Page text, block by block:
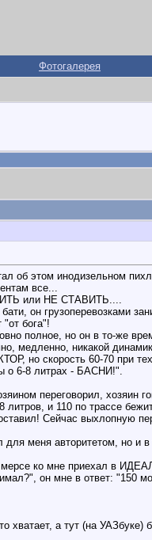
Фотогалерея
об этом инодизельном
все...
или НЕ СТАВИТЬ....
он грузоперевозками
"от бога"!
полное, но он в то-же
медленно, никакой
но скорость 60-70 при
о 6-8 литрах - БАСНИ!".
переговорил,
и 110 по трассе
Сейчас выхлопную
меня авторитетом, но
ко мне приехал в
он мне в ответ:
хватает, а тут (на